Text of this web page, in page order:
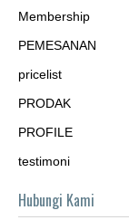
Membership
PEMESANAN
pricelist
PRODAK
PROFILE
testimoni
Hubungi Kami